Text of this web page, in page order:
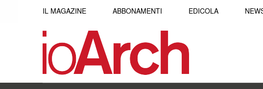
IL MAGAZINE ABBONAMENTI EDICOLA